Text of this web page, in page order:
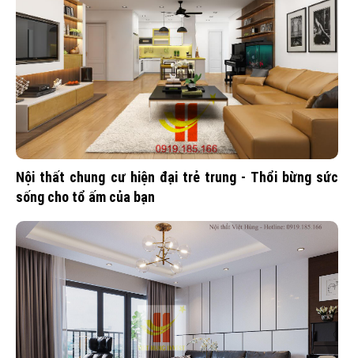
Nội thất chung cư hiện đại trẻ trung - Thổi bừng sức
sống cho tổ ấm của bạn